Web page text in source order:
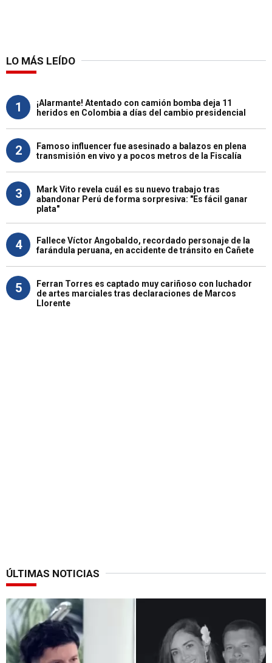
LO MÁS LEÍDO
1
¡Alarmante! Atentado con camión bomba deja 11
heridos en Colombia a días del cambio presidencial
2
Famoso influencer fue asesinado a balazos en plena
transmisión en vivo y a pocos metros de la Fiscalía
3
Mark Vito revela cuál es su nuevo trabajo tras
abandonar Perú de forma sorpresiva: "Es fácil ganar
plata"
4
Fallece Víctor Angobaldo, recordado personaje de la
farándula peruana, en accidente de tránsito en Cañete
5
Ferran Torres es captado muy cariñoso con luchador
de artes marciales tras declaraciones de Marcos
Llorente
ÚLTIMAS NOTICIAS